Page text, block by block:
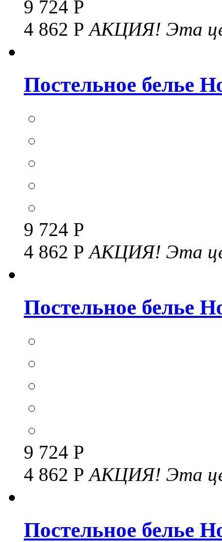
9 724 Р
4 862 РАКЦИЯ! Эта
Постельное белье
9 724 Р
4 862 РАКЦИЯ! Эта
Постельное белье
9 724 Р
4 862 РАКЦИЯ! Эта
Постельное белье